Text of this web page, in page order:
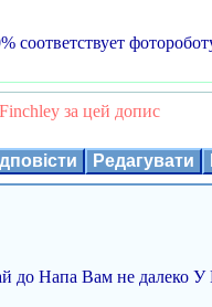
соответствует
за цей допис
Редагувати
до Напа Вам не далеко